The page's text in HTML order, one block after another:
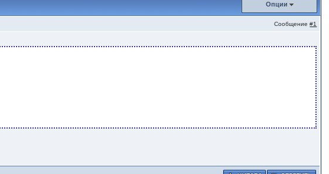
Опции
Сообщение#1